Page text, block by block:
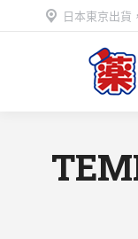
日本東京出貨